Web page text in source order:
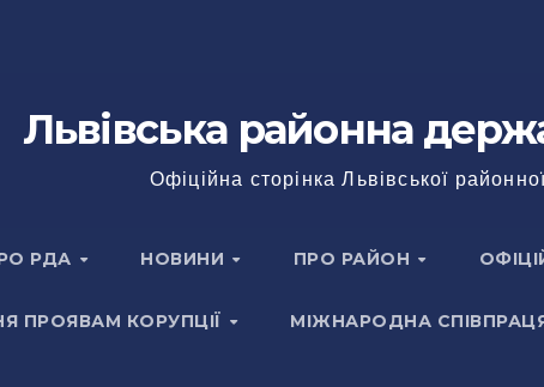
Львівська районна
Офіційна сторінка Львівської
РДА НОВИНИ ПРО РАЙОН
ПРОЯВАМ КОРУПЦІЇ МІЖНАРОДНА